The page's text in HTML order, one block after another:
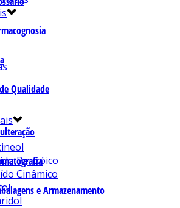
Qualidade
e Armazenamento
Benzóico
Cinâmico